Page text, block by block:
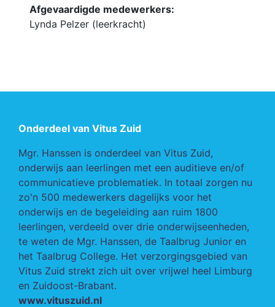
Afgevaardigde medewerkers:
Lynda Pelzer (leerkracht)
Onderdeel van Vitus Zuid
Mgr. Hanssen is onderdeel van Vitus Zuid,
onderwijs aan leerlingen met een auditieve en/of
communicatieve problematiek. In totaal zorgen nu
zo'n 500 medewerkers dagelijks voor het
onderwijs en de begeleiding aan ruim 1800
leerlingen, verdeeld over drie onderwijseenheden,
te weten de Mgr. Hanssen, de Taalbrug Junior en
het Taalbrug College. Het verzorgingsgebied van
Vitus Zuid strekt zich uit over vrijwel heel Limburg
en Zuidoost-Brabant.
www.vituszuid.nl